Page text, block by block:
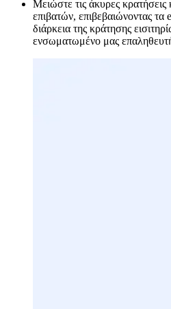
Μειώστε τις άκυρες κρατήσεις
επιβατών, επιβεβαιώνοντας
διάρκεια της κράτησης
ενσωματωμένο μας